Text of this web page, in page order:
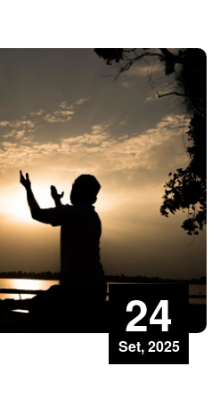
24
Set, 2025